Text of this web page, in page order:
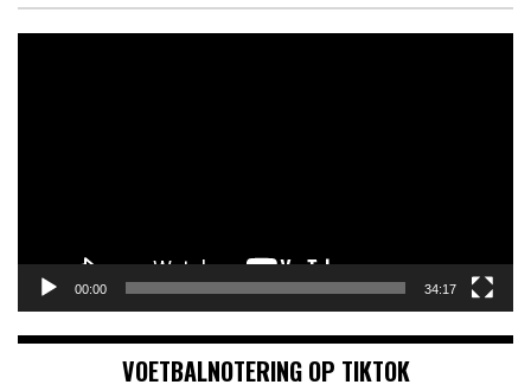
00:00 34:17
VOETBALNOTERING OP TIKTOK